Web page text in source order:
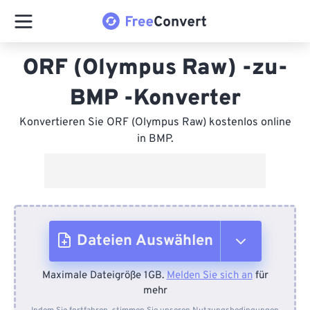
ORF (Olympus Raw) -zu-
BMP -Konverter
Konvertieren Sie ORF (Olympus Raw) kostenlos online
in BMP.
Dateien Auswählen
Vom Gerät
Maximale Dateigröße 1GB.Melden Sie sich anfür
mehr